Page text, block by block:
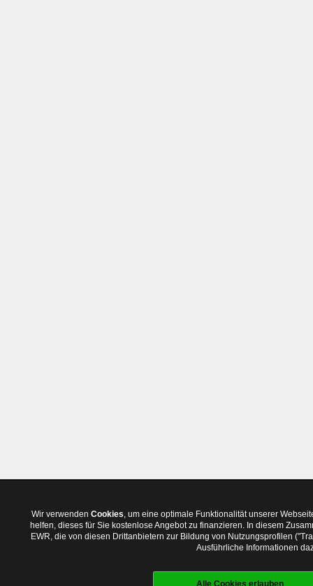
Wir verwenden Cookies, um eine optimale Funktionalität unserer
helfen, dieses für Sie kostenlose Angebot zu finanzieren. In diesem
EWR, die von diesen Drittanbietern zur Bildung von Nutzungsprofilen
Ausführliche Informationen
Alle Cookies erlauben